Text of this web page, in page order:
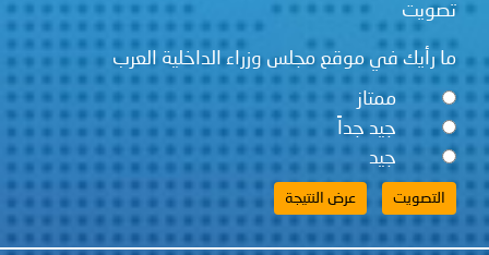
تصويت
ما رأيك في موقع مجلس وزراء الداخلية العرب
ممتاز
جيد جداً
جيد